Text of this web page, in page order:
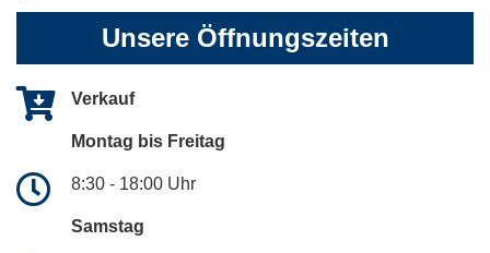
Unsere Öffnungszeiten
Verkauf
Montag bis Freitag
8:30 - 18:00 Uhr
Samstag